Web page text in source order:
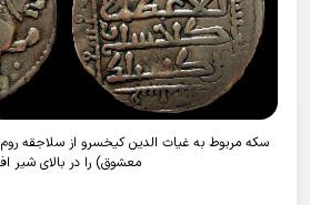
سکه مربوط به غیاث الدین کیخسرو از سلاجقه
معشوق) را در بالای شیر